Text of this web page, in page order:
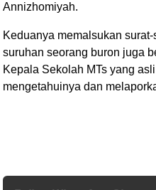
Annizhomiyah.
Keduanya memalsukan
suruhan seorang buron juga
Kepala Sekolah MTs yang
mengetahuinya dan